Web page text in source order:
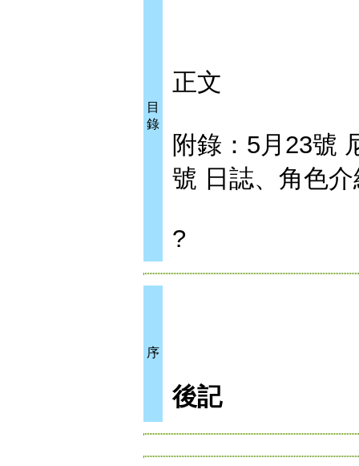
目
錄
正文
附錄：5月23號
號 日誌、角色
?
序
後記